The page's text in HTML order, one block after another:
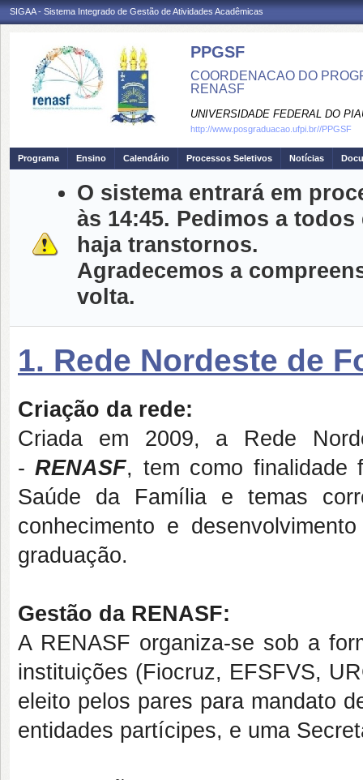
SIGAA - Sistema Integrado de Gestão de Atividades Acadêmicas
PPGSF
COORDENACAO DO
RENASF
UNIVERSIDADE FEDERAL DO
http://www.posgraduacao.ufpi.br//PPGSF
Programa Ensino Calendário Processos Seletivos Notícias
O sistema entrará em
às 14:45. Pedimos a
haja transtornos.
Agradecemos a
volta.
1. Rede Nordeste de
Criação da rede:
Criada em 2009, a Rede
-RENASF, tem como finalidade
Saúde da Família e temas
conhecimento e
graduação.
Gestão da RENASF:
A RENASF organiza-se sob a
instituições (Fiocruz, EFSFVS,
eleito pelos pares para mandato
entidades partícipes, e uma